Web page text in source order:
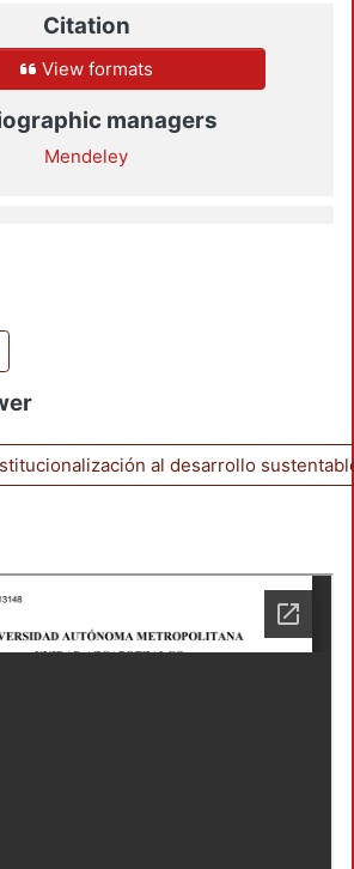
Citation
View formats
managers
Mendeley
al desarrollo